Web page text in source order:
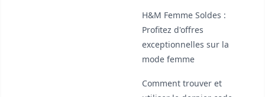
H&M Femme Soldes :
Profitez d'offres
exceptionnelles sur la
mode femme
Comment trouver et